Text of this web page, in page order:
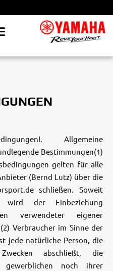
I. Allgemeine
Bestimmungen(1)
gelten für alle
(Bernd Lutz) über die
schließen. Soweit
wird der Einbeziehung
verwendeter eigener
(2) Verbraucher im Sinne der
jede natürliche Person, die
abschließt, die
noch ihrer